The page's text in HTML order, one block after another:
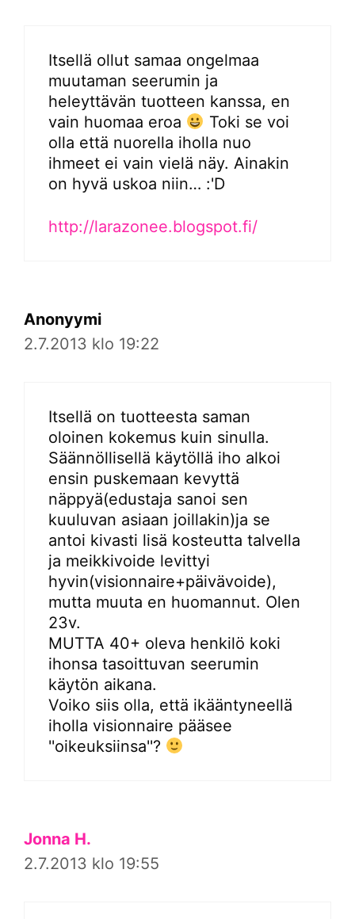
Itsellä ollut samaa ongelmaa
muutaman seerumin ja
heleyttävän tuotteen kanssa, en
vain huomaa eroa
Toki se voi
olla että nuorella iholla nuo
ihmeet ei vain vielä näy. Ainakin
on hyvä uskoa niin… :'D
http://larazonee.blogspot.fi/
Anonyymi
2.7.2013 klo 19:22
Itsellä on tuotteesta saman
oloinen kokemus kuin sinulla.
Säännöllisellä käytöllä iho alkoi
ensin puskemaan kevyttä
näppyä(edustaja sanoi sen
kuuluvan asiaan joillakin)ja se
antoi kivasti lisä kosteutta talvella
ja meikkivoide levittyi
hyvin(visionnaire+päivävoide),
mutta muuta en huomannut. Olen
23v.
MUTTA 40+ oleva henkilö koki
ihonsa tasoittuvan seerumin
käytön aikana.
Voiko siis olla, että ikääntyneellä
iholla visionnaire pääsee
''oikeuksiinsa''?
Jonna H.
2.7.2013 klo 19:55